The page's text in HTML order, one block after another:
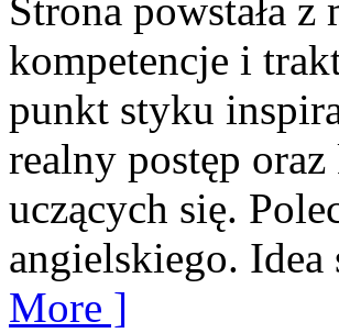
Strona powstała
kompetencje i
punkt styku
realny postęp
uczących się.
angielskiego.
More ]